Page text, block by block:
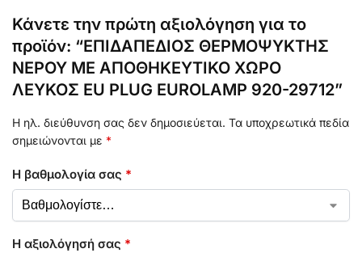
Κάνετε την πρώτη αξιολόγηση για το
προϊόν: “ΕΠΙΔΑΠΕΔΙΟΣ ΘΕΡΜΟΨΥΚΤΗΣ
ΝΕΡΟΥ ΜΕ ΑΠΟΘΗΚΕΥΤΙΚΟ ΧΩΡΟ
ΛΕΥΚΟΣ EU PLUG EUROLAMP 920-29712”
Η ηλ. διεύθυνση σας δεν δημοσιεύεται. Τα υποχρεωτικά πεδία
σημειώνονται με *
Η βαθμολογία σας *
Η αξιολόγησή σας *